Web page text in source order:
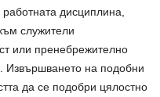
дисциплина,
служители
или пренебрежително
Извършването на подобни
да се подобри цялостно